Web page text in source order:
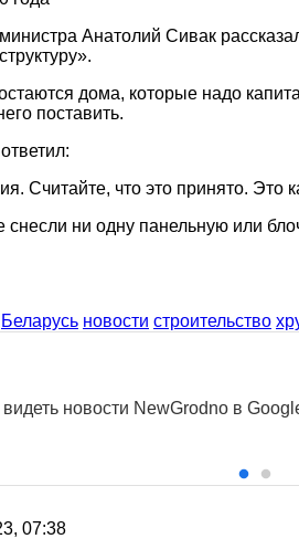
Анатолий Сивак
дома, которые надо
поставить.
Считайте, что это принято. Это
снесли ни одну панельную или
Беларусь новости строительство
новости NewGrodno в
07:38